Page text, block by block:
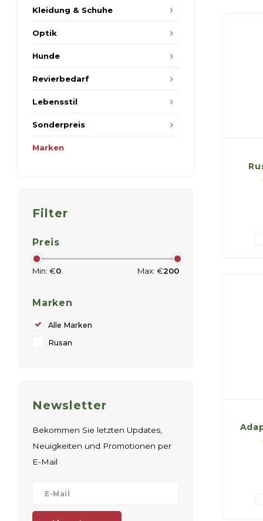
Kleidung & Schuhe
Optik
Hunde
Revierbedarf
Lebensstil
Sonderpreis
Marken
Filter
Preis
Min: €0 Max: €200
Marken
Alle Marken
Rusan
Newsletter
Bekommen Sie letzten Updates,
Neuigkeiten und Promotionen per
E-Mail